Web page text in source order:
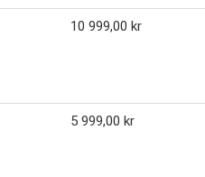
10 999,00 kr
5 999,00 kr